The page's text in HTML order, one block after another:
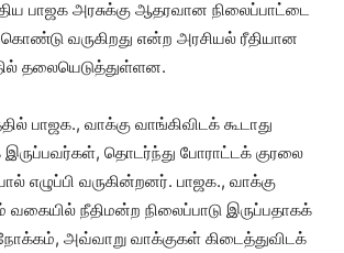
பாஜக அரசுக்கு ஆதரவான நிலைப்பாட்டை
வருகிறது என்ற அரசியல் ரீதியான
தலையெடுத்துள்ளன.
பாஜக., வாக்கு வாங்கிவிடக் கூடாது
தொடர்ந்து போராட்டக் குரலை
எழுப்பி வருகின்றனர். பாஜக., வாக்கு
வகையில் நீதிமன்ற நிலைப்பாடு இருப்பதாகக்
அவ்வாறு வாக்குகள் கிடைத்துவிடக்